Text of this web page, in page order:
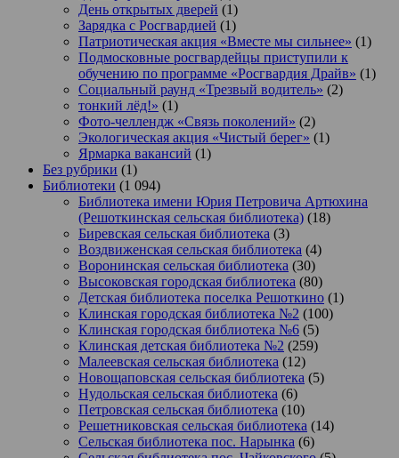
День открытых дверей (1)
Зарядка с Росгвардией (1)
Патриотическая акция «Вместе мы сильнее» (1)
Подмосковные росгвардейцы приступили к
обучению по программе «Росгвардия Драйв» (1)
Социальный раунд «Трезвый водитель» (2)
тонкий лёд!» (1)
Фото-челлендж «Связь поколений» (2)
Экологическая акция «Чистый берег» (1)
Ярмарка вакансий (1)
Без рубрики (1)
Библиотеки (1 094)
Библиотека имени Юрия Петровича Артюхина
(Решоткинская сельская библиотека) (18)
Биревская сельская библиотека (3)
Воздвиженская сельская библиотека (4)
Воронинская сельская библиотека (30)
Высоковская городская библиотека (80)
Детская библиотека поселка Решоткино (1)
Клинская городская библиотека №2 (100)
Клинская городская библиотека №6 (5)
Клинская детская библиотека №2 (259)
Малеевская сельская библиотека (12)
Новощаповская сельская библиотека (5)
Нудольская сельская библиотека (6)
Петровская сельская библиотека (10)
Решетниковская сельская библиотека (14)
Сельская библиотека пос. Нарынка (6)